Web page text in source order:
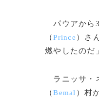
パウアから
（Prince ）さ
燃やしたのだ
ラニッサ・
（Bemal ）村